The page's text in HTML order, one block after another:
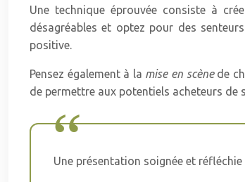
Une technique éprouvée consiste à
désagréables et optez pour des
positive.
Pensez également à la mise en scène de
de permettre aux potentiels acheteurs de
Une présentation soignée et